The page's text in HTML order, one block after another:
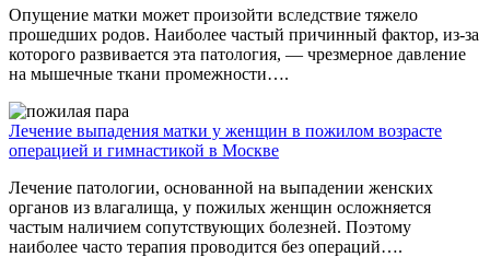
Опущение матки может произойти вследствие тяжело
прошедших родов. Наиболее частый причинный фактор, из-за
которого развивается эта патология, — чрезмерное давление
на мышечные ткани промежности….
Лечение выпадения матки у женщин в пожилом возрасте
операцией и гимнастикой в Москве
Лечение патологии, основанной на выпадении женских
органов из влагалища, у пожилых женщин осложняется
частым наличием сопутствующих болезней. Поэтому
наиболее часто терапия проводится без операций….